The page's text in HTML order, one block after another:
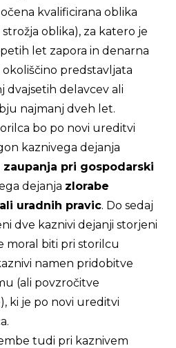
kvalificirana oblika
oblika), za katero je
let zapora in denarna
predstavljata
dvajsetih delavcev ali
najmanj dveh let.
bo po novi ureditvi
kaznivega dejanja
pri gospodarski
dejanja zlorabe
uradnih pravic. Do sedaj
dve kaznivi dejanji storjeni
moral biti pri storilcu
namen pridobitve
(ali povzročitve
ki je po novi ureditvi
tudi pri kaznivem